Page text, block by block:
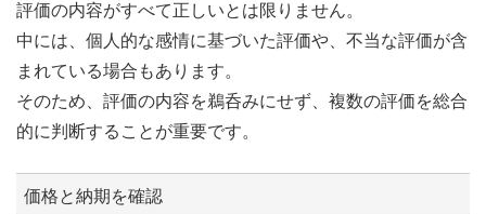
評価の内容がすべて正しいとは限りません。
中には、個人的な感情に基づいた評価や、不当な評価が含
まれている場合もあります。
そのため、評価の内容を鵜呑みにせず、複数の評価を総合
的に判断することが重要です。
価格と納期を確認